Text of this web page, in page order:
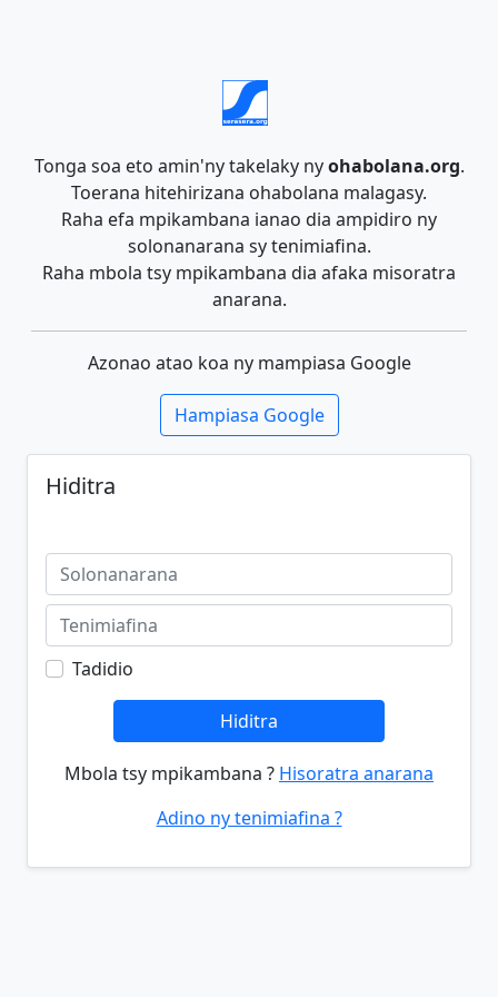
Tonga soa eto amin'ny takelaky nyohabolana.org.
Toerana hitehirizana ohabolana malagasy.
Raha efa mpikambana ianao dia ampidiro ny
solonanarana sy tenimiafina.
Raha mbola tsy mpikambana dia afaka misoratra
anarana.
Azonao atao koa ny mampiasa Google
Hampiasa Google
Hiditra
Tadidio
Hiditra
Mbola tsy mpikambana ? Hisoratra anarana
Adino ny tenimiafina ?